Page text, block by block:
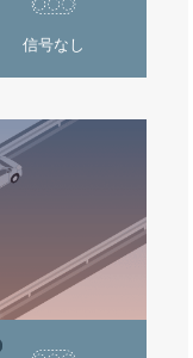
信号なし